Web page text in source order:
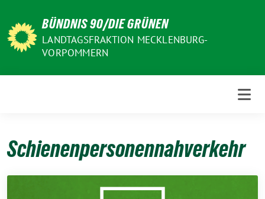
zum
Inhalt
BÜNDNIS 90/DIE GRÜNEN
LANDTAGSFRAKTION MECKLENBURG-
VORPOMMERN
Schienenpersonennahverkehr